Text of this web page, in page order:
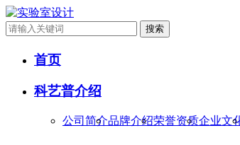
搜索
首页
科艺普介绍
公司简介品牌介绍荣誉资质企业文